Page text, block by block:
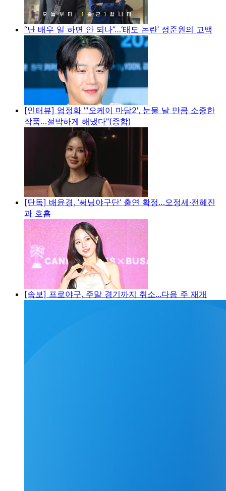
“난 배우 일 하면 안 되나”…‘태도 논란’ 정준원의 고백
[인터뷰] 엄정화 "'오케이 마담2', 눈물 날 만큼 소중한
작품…절박하게 해냈다"(종합)
[단독] 배윤경, ’써닝야구단‘ 출연 확정…오정세·전혜진
과 호흡
[속보] 프로야구, 주말 경기까지 취소...다음 주 재개